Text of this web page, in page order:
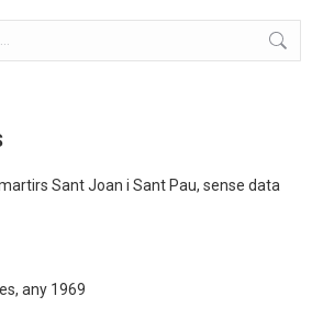
Sant Joan i Sant Pau, sense data
any 1969